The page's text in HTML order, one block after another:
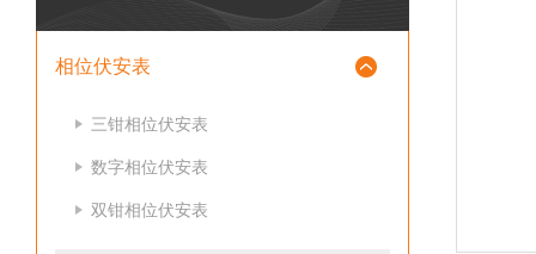
相位伏安表
三钳相位伏安表
数字相位伏安表
双钳相位伏安表